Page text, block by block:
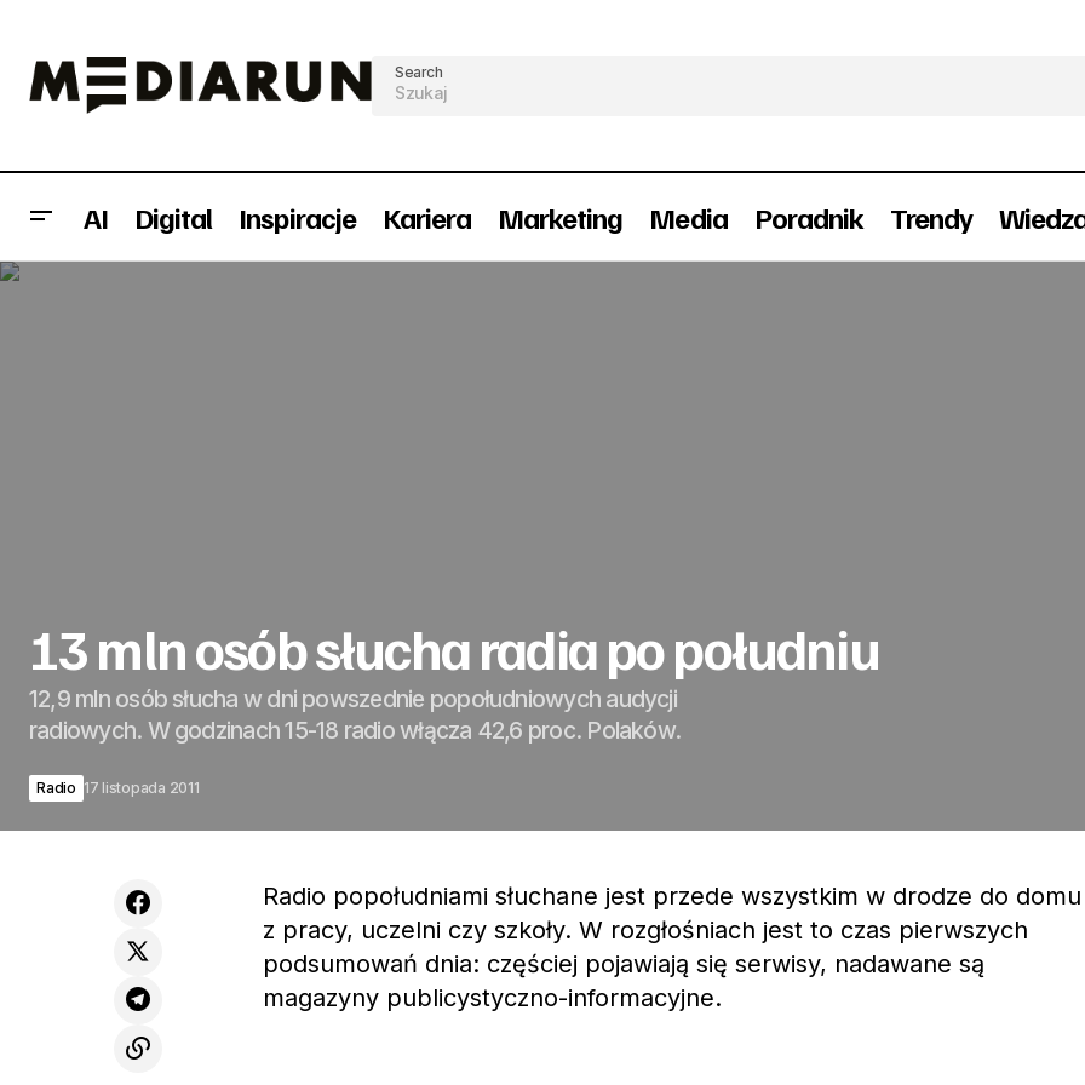
Search
AI Digital Inspiracje Kariera Marketing Media Poradnik Trendy
13 mln osób słucha radia po południu
12,9 mln osób słucha w dni powszednie popołudniowych audycji
radiowych. W godzinach 15-18 radio włącza 42,6 proc. Polaków.
Radio 17 listopada 2011
Radio popołudniami słuchane jest przede wszystkim w drodze do domu
z pracy, uczelni czy szkoły. W rozgłośniach jest to czas pierwszych
podsumowań dnia: częściej pojawiają się serwisy, nadawane są
magazyny publicystyczno-informacyjne.